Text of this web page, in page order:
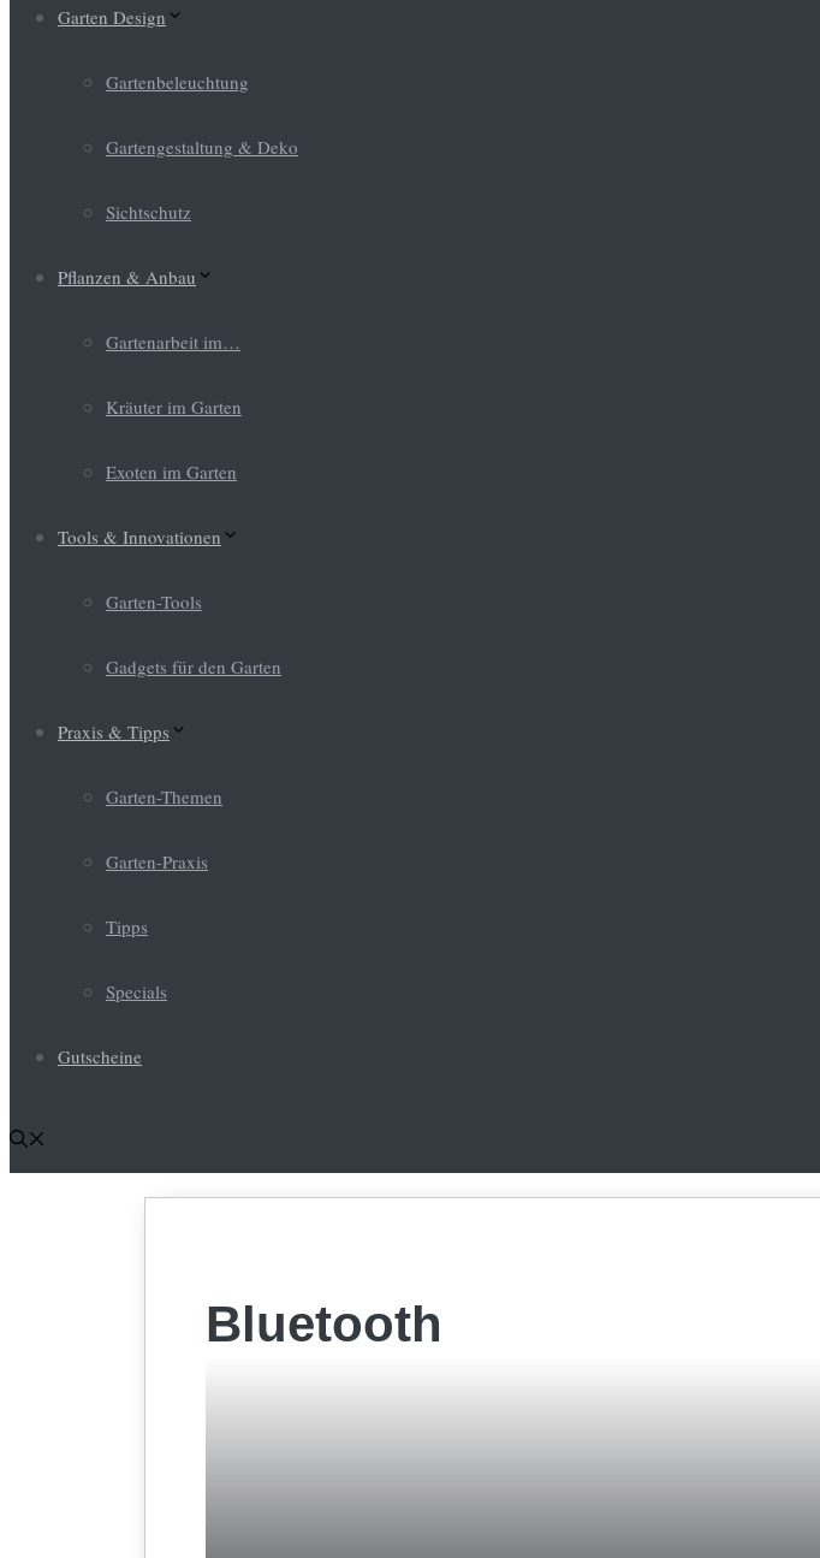
Garten Design
Gartenbeleuchtung
Gartengestaltung & Deko
Sichtschutz
Pflanzen & Anbau
Gartenarbeit im…
Kräuter im Garten
Exoten im Garten
Tools & Innovationen
Garten-Tools
Gadgets für den Garten
Praxis & Tipps
Garten-Themen
Garten-Praxis
Tipps
Specials
Gutscheine
Bluetooth